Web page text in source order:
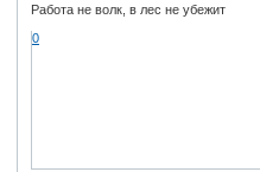
Работа не волк, в лес не убежит
0